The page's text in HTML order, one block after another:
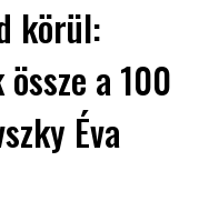
körül:
a 100
Éva